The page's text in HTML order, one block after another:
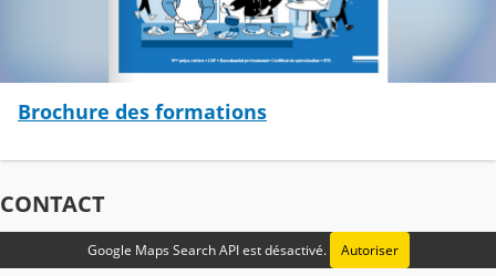
Brochure des formations
CONTACT
Google Maps Search API est désactivé. Autoriser